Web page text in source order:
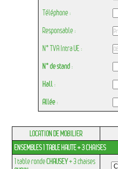
Téléphone :
Responsable :
N° TVA Intra UE :
N° de stand:
Hall:
Allée:
LOCATION DE MOBILIER
ENSEMBLES 1 TABLE HAUTE + 3 CHAISES
1table rondeCHAUSEY+ 3chaises